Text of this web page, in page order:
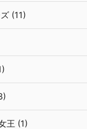
(11)
王 (1)